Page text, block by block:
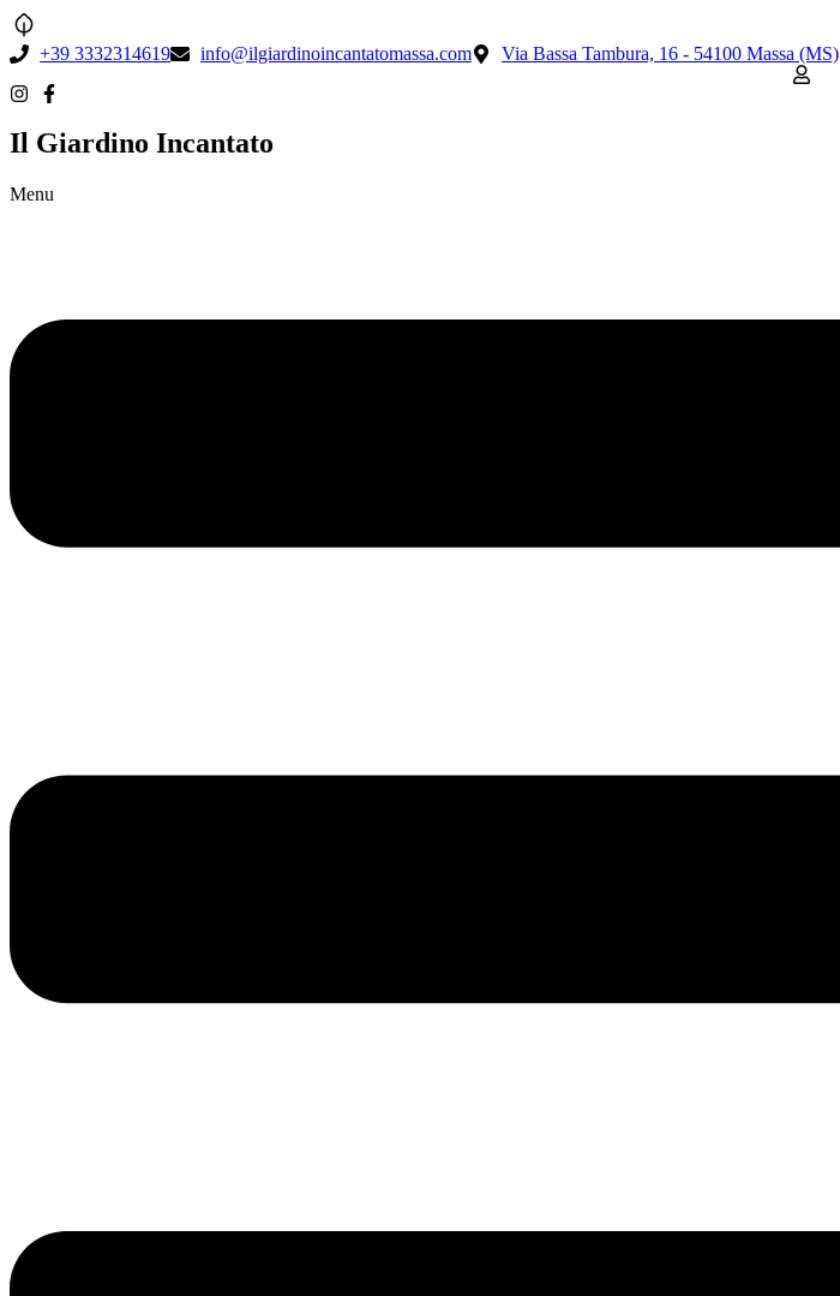
+39 3332314619 info@ilgiardinoincantatomassa.com Via Bassa Tambura, 16 - 54100 Massa (MS)
Il Giardino Incantato
Menu